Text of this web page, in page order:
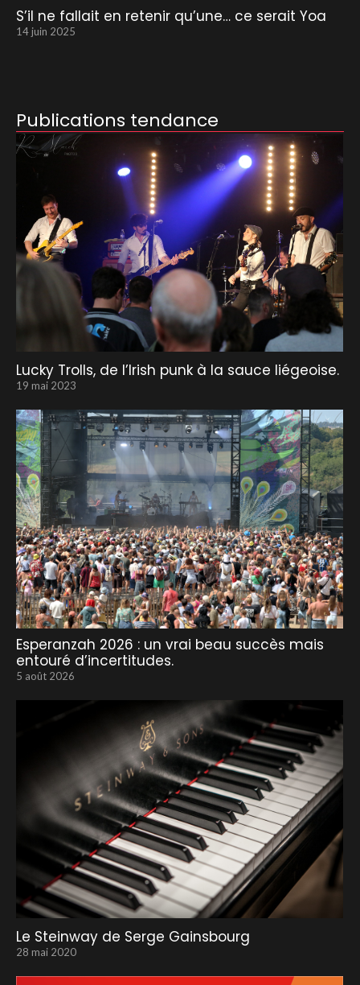
S’il ne fallait en retenir qu’une… ce serait Yoa
14 juin 2025
Publications tendance
Lucky Trolls, de l’Irish punk à la sauce liégeoise.
19 mai 2023
Esperanzah 2026 : un vrai beau succès mais
entouré d’incertitudes.
5 août 2026
Le Steinway de Serge Gainsbourg
28 mai 2020